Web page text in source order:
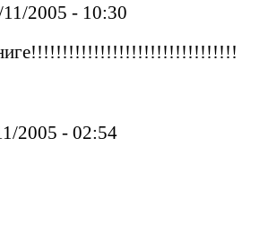
2005 - 10:30
2005 - 02:54